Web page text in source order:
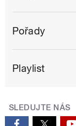
Pořady
Playlist
SLEDUJTE NÁS